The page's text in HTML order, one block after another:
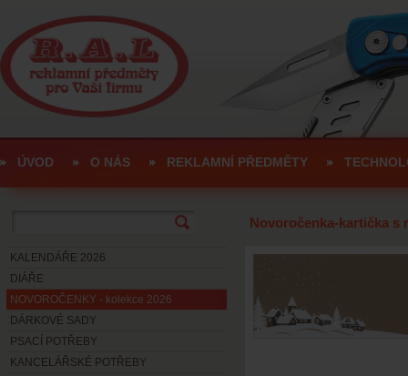
ÚVOD O NÁS REKLAMNÍ PŘEDMĚTY
KALENDÁŘE 2026
DIÁŘE
NOVOROČENKY - kolekce 2026
DÁRKOVÉ SADY
PSACÍ POTŘEBY
KANCELÁŘSKÉ POTŘEBY
Novoročenka-kartička s